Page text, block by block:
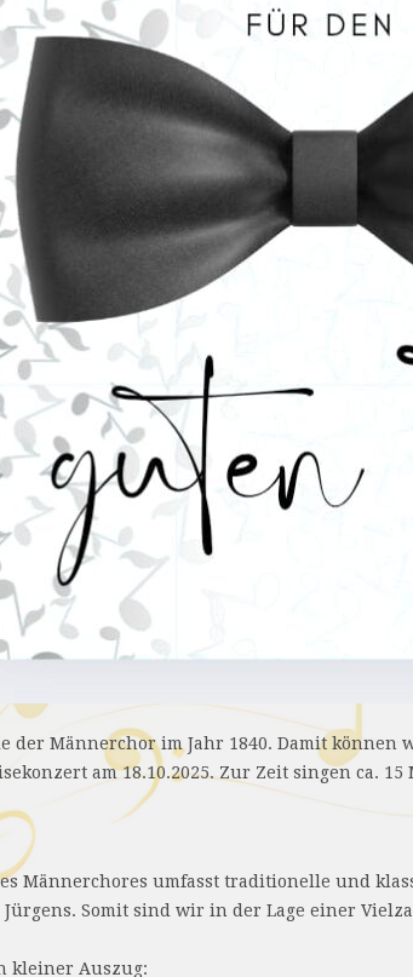
der Männerchor im Jahr 1840. Damit
am 18.10.2025. Zur Zeit singen ca.
Männerchores umfasst traditionelle und
Jürgens. Somit sind wir in der Lage einer
kleiner Auszug: